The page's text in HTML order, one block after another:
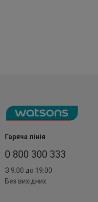
Гаряча лінія
0 800 300 333
З 9:00 до 19:00
Без вихідних